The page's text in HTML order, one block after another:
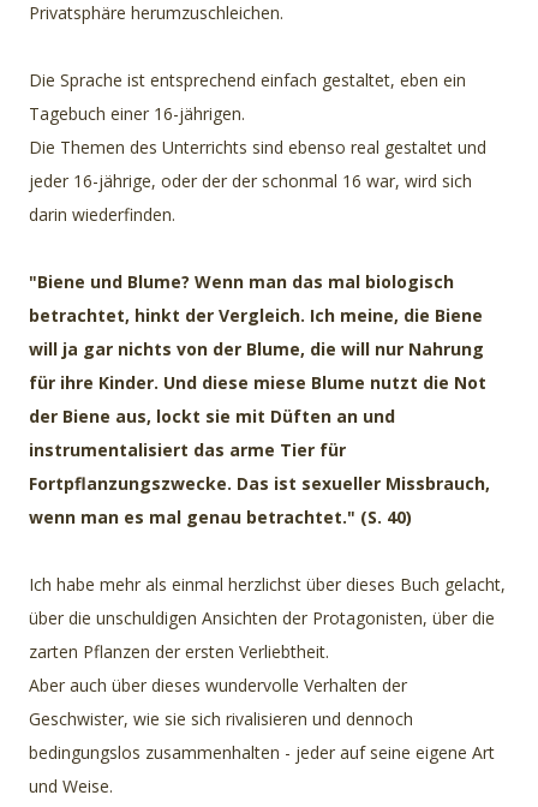
Privatsphäre herumzuschleichen.
Die Sprache ist entsprechend einfach gestaltet, eben ein
Tagebuch einer 16-jährigen.
Die Themen des Unterrichts sind ebenso real gestaltet und
jeder 16-jährige, oder der der schonmal 16 war, wird sich
darin wiederfinden.
"Biene und Blume? Wenn man das mal biologisch
betrachtet, hinkt der Vergleich. Ich meine, die Biene
will ja gar nichts von der Blume, die will nur Nahrung
für ihre Kinder. Und diese miese Blume nutzt die Not
der Biene aus, lockt sie mit Düften an und
instrumentalisiert das arme Tier für
Fortpflanzungszwecke. Das ist sexueller Missbrauch,
wenn man es mal genau betrachtet." (S. 40)
Ich habe mehr als einmal herzlichst über dieses Buch gelacht,
über die unschuldigen Ansichten der Protagonisten, über die
zarten Pflanzen der ersten Verliebtheit.
Aber auch über dieses wundervolle Verhalten der
Geschwister, wie sie sich rivalisieren und dennoch
bedingungslos zusammenhalten - jeder auf seine eigene Art
und Weise.